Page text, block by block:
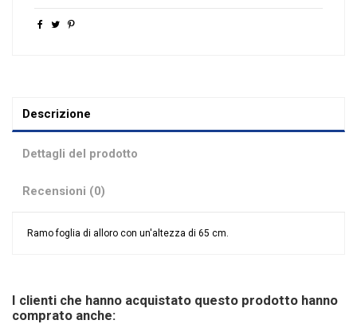
Descrizione
Dettagli del prodotto
Recensioni (0)
Ramo foglia di alloro con un'altezza di 65 cm.
I clienti che hanno acquistato questo prodotto hanno
comprato anche: